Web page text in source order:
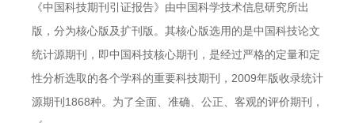
《中国科技期刊引证报告》由中国科学技术信息研究所出
版，分为核心版及扩刊版。其核心版选用的是中国科技论文
统计源期刊，即中国科技核心期刊，是经过严格的定量和定
性分析选取的各个学科的重要科技期刊，2009年版收录统计
源期刊1868种。为了全面、准确、公正、客观的评价期刊，